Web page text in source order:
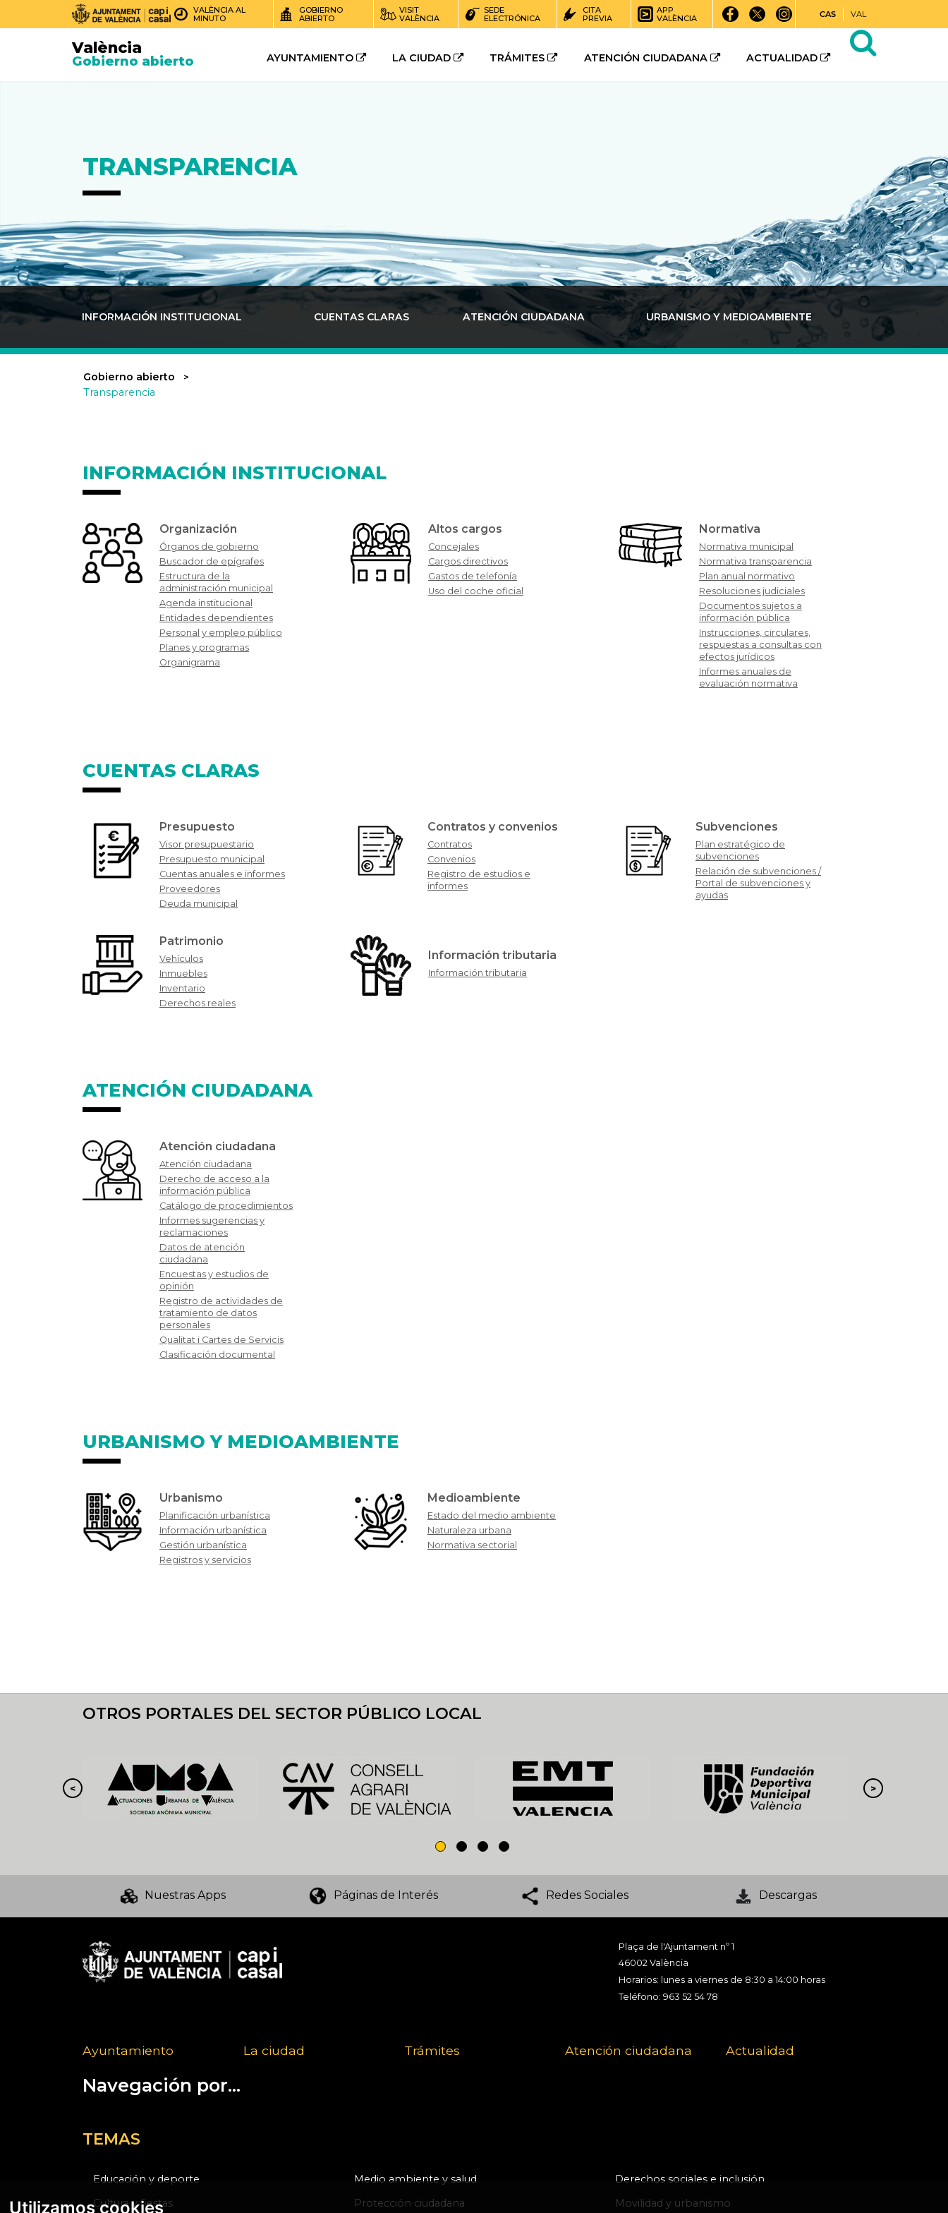
Utilizamos cookies
VALÈNCIA AL
MINUTO
GOBIERNO
ABIERTO
VISIT
VALÈNCIA
SEDE
ELECTRÓNICA
CITA
PREVIA
APP
VALÈNCIA
CAS VAL
València
Gobierno abierto AYUNTAMIENTO LA CIUDAD TRÁMITES ATENCIÓN CIUDADANA ACTUALIDAD
TRANSPARENCIA
INFORMACIÓN INSTITUCIONAL CUENTAS CLARAS ATENCIÓN CIUDADANA URBANISMO Y MEDIOAMBIENTE
Gobierno abierto
Transparencia
INFORMACIÓN INSTITUCIONAL
Organización
Órganos de gobierno
Buscador de epígrafes
Estructura de la
administración municipal
Agenda institucional
Entidades dependientes
Personal y empleo público
Planes y programas
Organigrama
Altos cargos
Concejales
Cargos directivos
Gastos de telefonía
Uso del coche oficial
Normativa
Normativa municipal
Normativa transparencia
Plan anual normativo
Resoluciones judiciales
Documentos sujetos a
información pública
Instrucciones, circulares,
respuestas a consultas con
efectos jurídicos
Informes anuales de
evaluación normativa
CUENTAS CLARAS
Presupuesto
Visor presupuestario
Presupuesto municipal
Cuentas anuales e informes
Proveedores
Deuda municipal
Contratos y convenios
Contratos
Convenios
Registro de estudios e
informes
Subvenciones
Plan estratégico de
subvenciones
Relación de subvenciones /
Portal de subvenciones y
ayudas
Patrimonio
Vehículos
Inmuebles
Inventario
Derechos reales
Información tributaria
Información tributaria
ATENCIÓN CIUDADANA
Atención ciudadana
Atención ciudadana
Derecho de acceso a la
información pública
Catálogo de procedimientos
Informes sugerencias y
reclamaciones
Datos de atención
ciudadana
Encuestas y estudios de
opinión
Registro de actividades de
tratamiento de datos
personales
Qualitat i Cartes de Servicis
Clasificación documental
URBANISMO Y MEDIOAMBIENTE
Urbanismo
Planificación urbanística
Información urbanística
Gestión urbanística
Registros y servicios
Medioambiente
Estado del medio ambiente
Naturaleza urbana
Normativa sectorial
OTROS PORTALES DEL SECTOR PÚBLICO LOCAL
Nuestras Apps Páginas de Interés Redes Sociales Descargas
Plaça de l'Ajuntament nº 1
46002 València
Horarios: lunes a viernes de 8:30 a 14:00 horas
Teléfono: 963 52 54 78
Ayuntamiento La ciudad Trámites Atención ciudadana Actualidad
Navegación por...
TEMAS
Educación y deporte Medio ambiente y salud
Derechos sociales e inclusión
Cultura y fiestas
Protección ciudadana Movilidad y urbanismo